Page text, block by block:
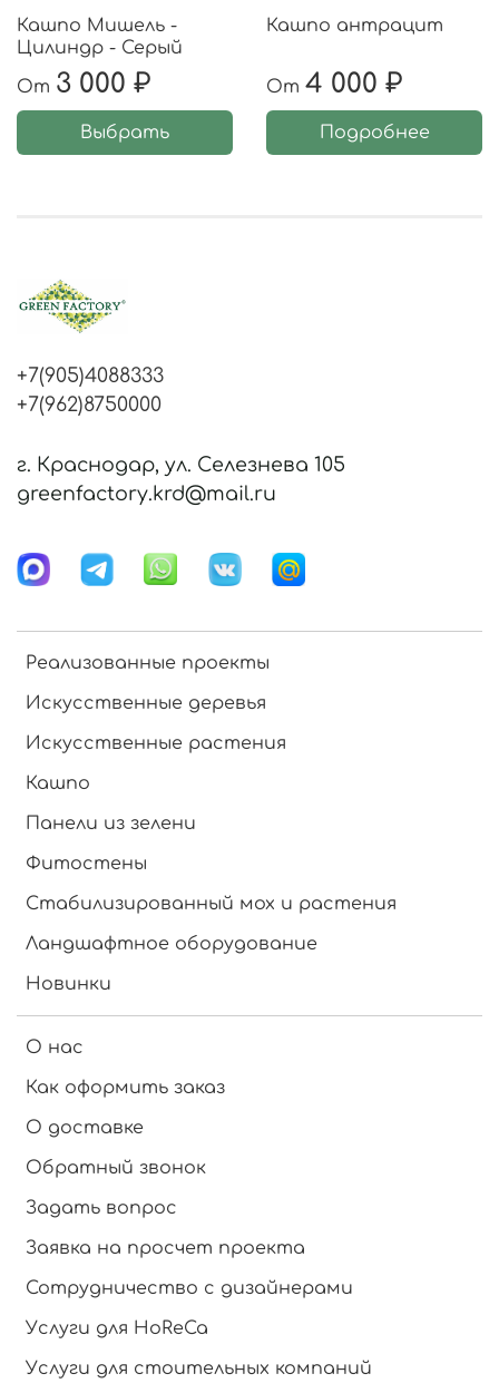
Кашпо Мишель -
Цилиндр - Серый
От 3 000 ₽
Выбрать
Кашпо антрацит
От 4 000 ₽
Подробнее
Реализованные проекты
Искусственные деревья
Искусственные растения
Кашпо
Панели из зелени
Фитостены
Стабилизированный мох и растения
Ландшафтное оборудование
Новинки
О нас
Как оформить заказ
О доставке
Обратный звонок
Задать вопрос
Заявка на просчет проекта
Сотрудничество с дизайнерами
Услуги для HoReCa
Услуги для стоительных компаний
+7(905)4088333
+7(962)8750000
г. Краснодар, ул. Селезнева 105
greenfactory.krd@mail.ru